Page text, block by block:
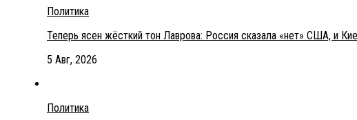
Политика
Теперь ясен жёсткий тон Лаврова: Россия сказала «нет» США, и
5 Авг, 2026
Политика